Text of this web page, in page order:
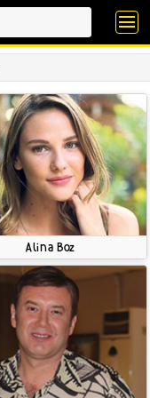
menu
Alina Boz